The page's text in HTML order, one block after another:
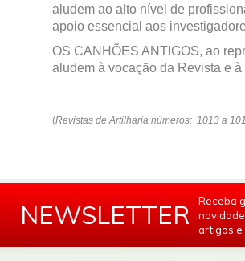
aludem ao alto nível de
apoio essencial aos
OS CANHÕES ANTIGOS, ao
aludem à vocação da Revista e
(Revistas de Artilharia números: 1013 a
NEWSLETTER
Receba
artigos e